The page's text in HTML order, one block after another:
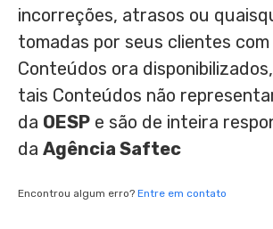
incorreções, atrasos ou
tomadas por seus clientes com
Conteúdos ora
tais Conteúdos não
da OESP e são de inteira
da Agência Saftec
Encontrou algum erro? Entre em contato